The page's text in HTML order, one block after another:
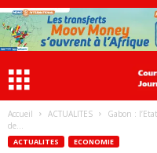
Accueil ACTUALITES
Gabon :
de...
ACTUALITES ECONOMIE